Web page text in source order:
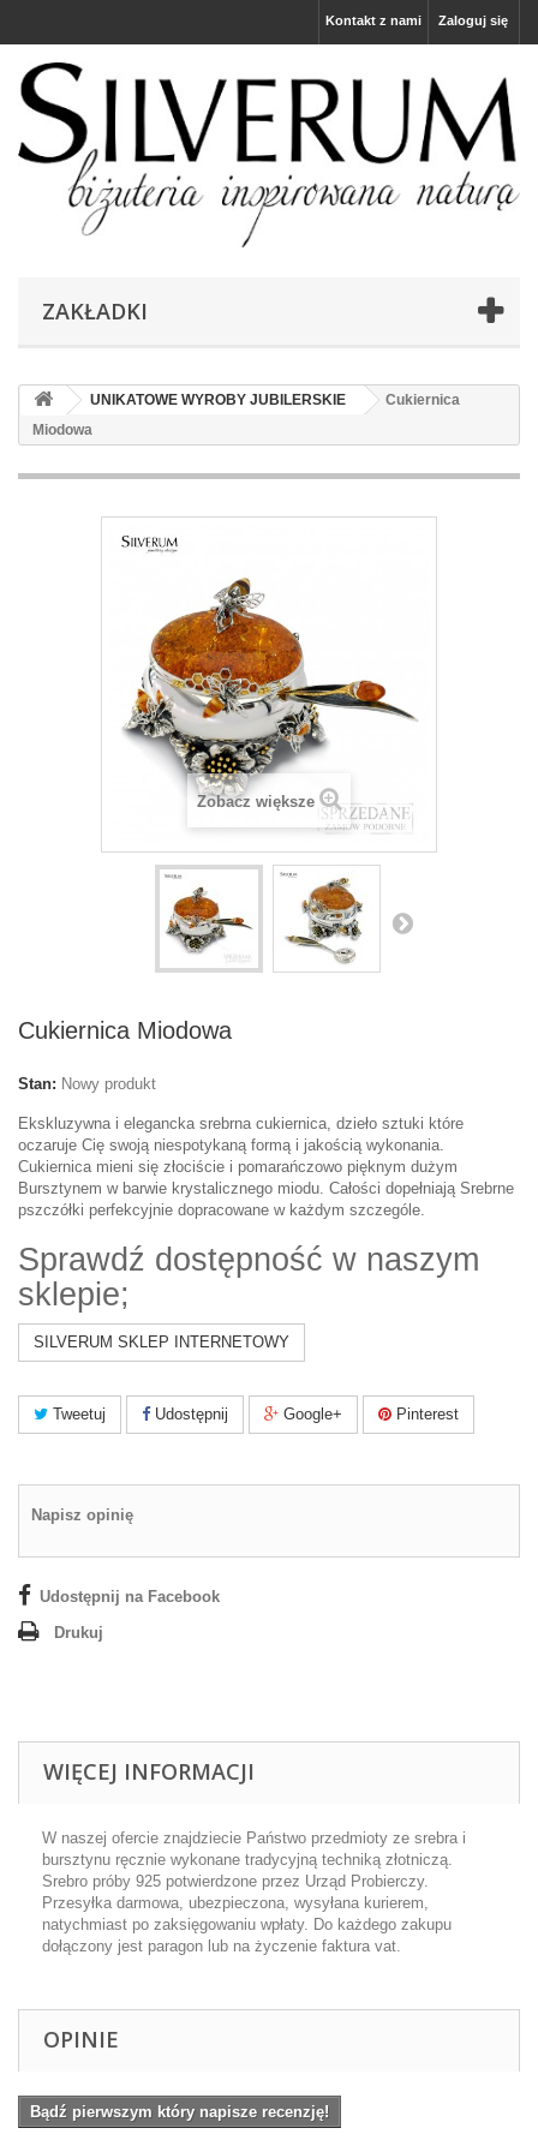
Zaloguj się
Kontakt z nami
ZAKŁADKI
UNIKATOWE WYROBY JUBILERSKIE
Cukiernica
Miodowa
Zobacz większe
Cukiernica Miodowa
Stan: Nowy produkt
Ekskluzywna i elegancka srebrna cukiernica, dzieło sztuki które
oczaruje Cię swoją niespotykaną formą i jakością wykonania.
Cukiernica mieni się złociście i pomarańczowo pięknym dużym
Bursztynem w barwie krystalicznego miodu. Całości dopełniają Srebrne
pszczółki perfekcyjnie dopracowane w każdym szczególe.
Sprawdź dostępność w naszym
sklepie;
SILVERUM SKLEP INTERNETOWY
Tweetuj Udostępnij Google+ Pinterest
Napisz opinię
Udostępnij na Facebook
Drukuj
WIĘCEJ INFORMACJI
W naszej ofercie znajdziecie Państwo przedmioty ze srebra i
bursztynu ręcznie wykonane tradycyjną techniką złotniczą.
Srebro próby 925 potwierdzone przez Urząd Probierczy.
Przesyłka darmowa, ubezpieczona, wysyłana kurierem,
natychmiast po zaksięgowaniu wpłaty. Do każdego zakupu
dołączony jest paragon lub na życzenie faktura vat.
OPINIE
Bądź pierwszym który napisze recenzję!